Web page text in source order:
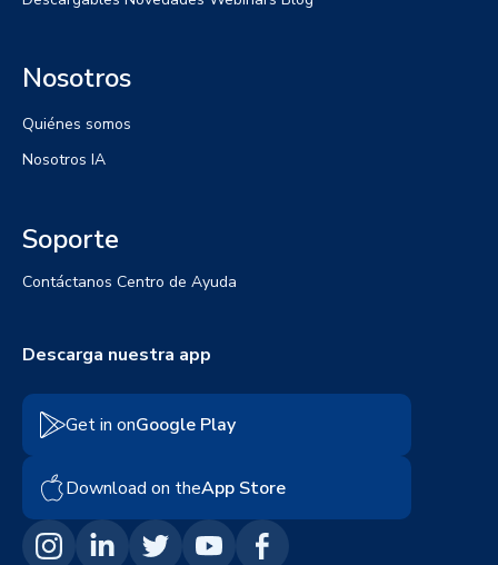
Nosotros
Quiénes somos
Nosotros IA
Soporte
Contáctanos Centro de Ayuda
Descarga nuestra app
Get in onGoogle Play
Download on theApp Store